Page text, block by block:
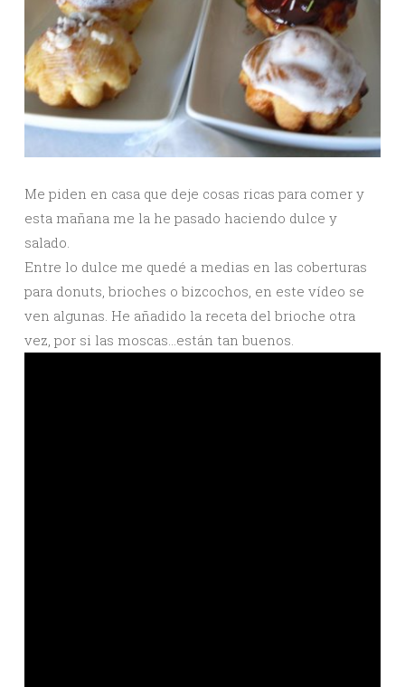
Me piden en casa que deje cosas ricas para comer y
esta mañana me la he pasado haciendo dulce y
salado.
Entre lo dulce me quedé a medias en las coberturas
para donuts, brioches o bizcochos, en este vídeo se
ven algunas. He añadido la receta del brioche otra
vez, por si las moscas…están tan buenos.